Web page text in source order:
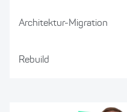
Architektur-Migration
Rebuild